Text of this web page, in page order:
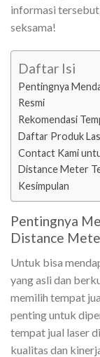
informasi
seksama!
Daftar Isi
Pentingnya
Resmi
Rekomendasi
Daftar Produk
Contact Kami
Distance Meter
Kesimpulan
Pentingnya
Distance
Untuk bisa
yang asli dan
memilih tempat
penting untuk
tempat jual laser
kualitas dan